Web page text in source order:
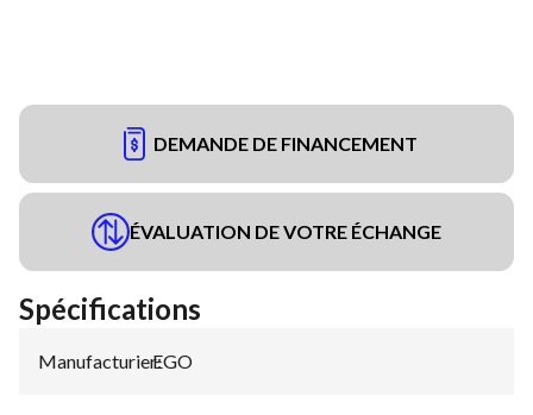
DEMANDE DE FINANCEMENT
ÉVALUATION DE VOTRE ÉCHANGE
Spécifications
Manufacturier:
EGO